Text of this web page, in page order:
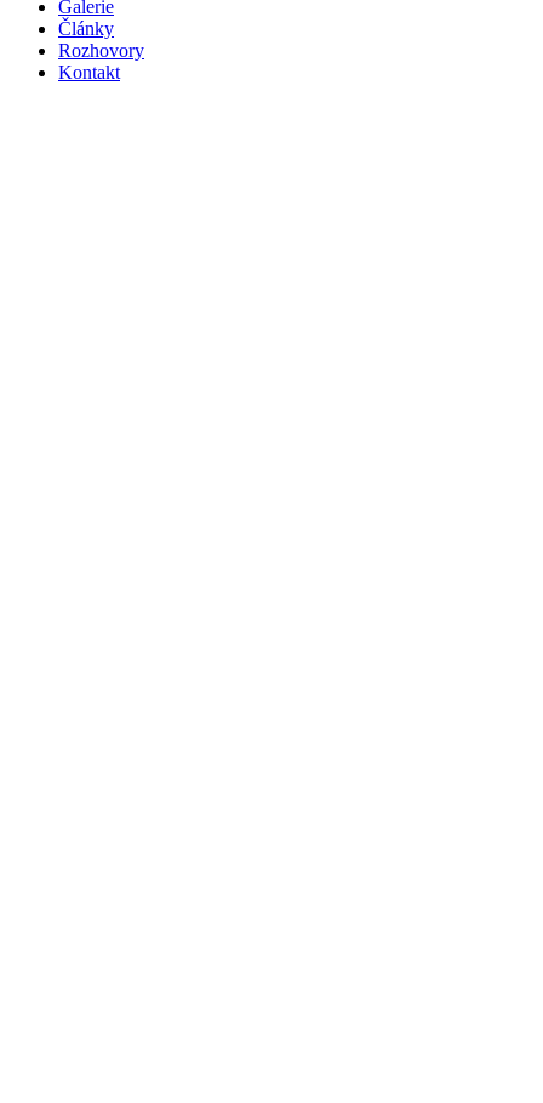
Galerie
Články
Rozhovory
Kontakt